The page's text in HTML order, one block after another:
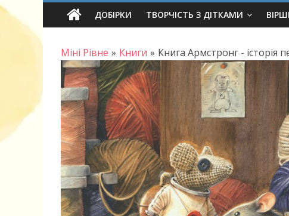
Skip
ДОБІРКИ ТВОРЧІСТЬ З ДІТКАМИ ВІРШІ
Міні Рівне » Книги » Книга Армстронг - історія